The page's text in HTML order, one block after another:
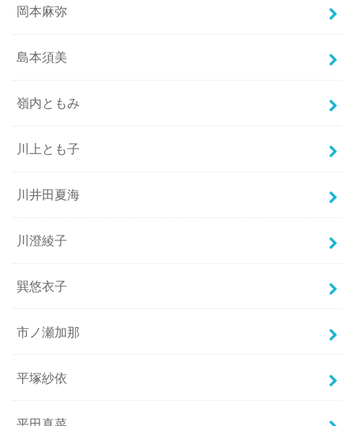
岡本麻弥
島本須美
嶺内ともみ
川上とも子
川井田夏海
川澄綾子
巽悠衣子
市ノ瀬加那
平塚紗依